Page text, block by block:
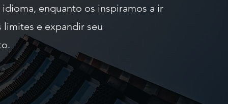
enquanto os inspiramos a ir
limites e expandir seu